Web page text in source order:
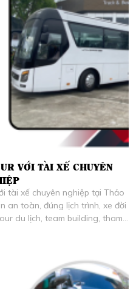
VỚI TÀI XẾ CHUYÊN
tài xế chuyên nghiệp tại Thảo
an toàn, đúng lịch trình, xe đời
du lịch, team building, tham